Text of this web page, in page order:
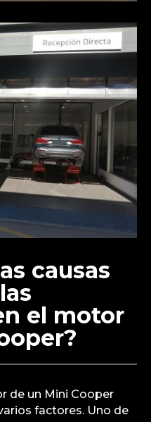
causas
el motor
de un Mini Cooper
factores. Uno de